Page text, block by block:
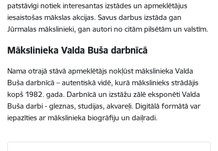
patstāvīgi notiek interesantas izstādes un apmeklētājus
iesaistošas mākslas akcijas. Savus darbus izstāda gan
Jūrmalas mākslinieki, gan autori no citām pilsētām un valstīm.
Mākslinieka Valda Buša darbnīcā
Nama otrajā stāvā apmeklētājs nokļūst mākslinieka Valda
Buša darbnīcā – autentiskā vidē, kurā mākslinieks strādājis
kopš 1982. gada. Darbnīcā un izstāžu zālē eksponēti Valda
Buša darbi - gleznas, studijas, akvareļi. Digitālā formātā var
iepazīties ar mākslinieka biogrāfiju un daiļradi.